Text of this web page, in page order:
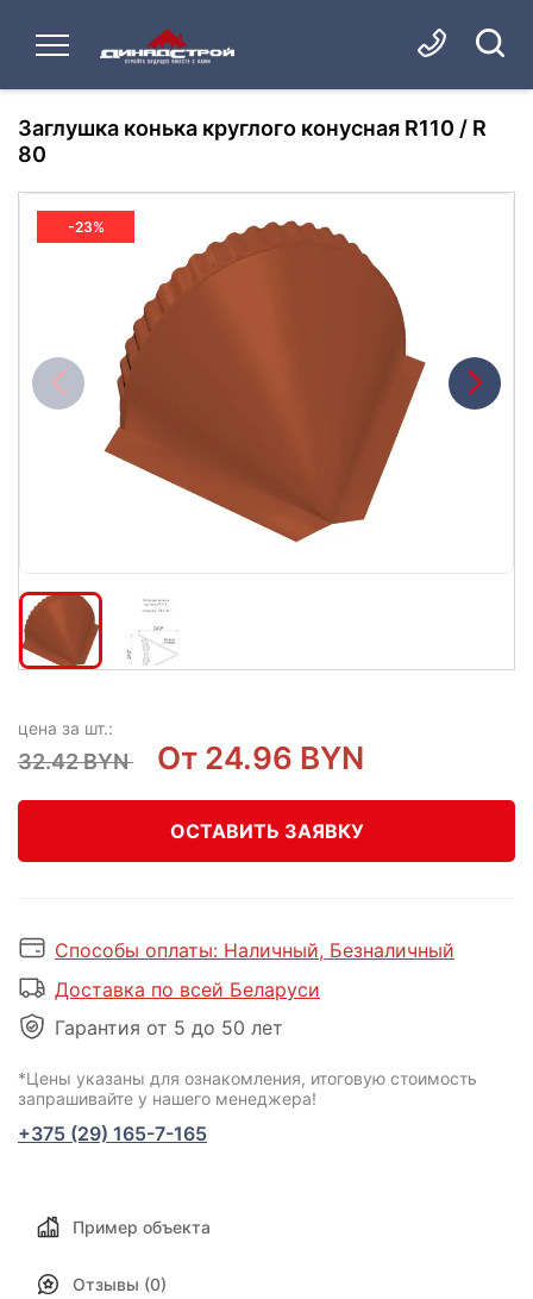
Заглушка конька круглого конусная R110 / R
80
-23%
цена за шт.:
32.42 BYN От 24.96 BYN
ОСТАВИТЬ ЗАЯВКУ
Способы оплаты: Наличный, Безналичный
Доставка по всей Беларуси
Гарантия от 5 до 50 лет
*Цены указаны для ознакомления, итоговую стоимость
запрашивайте у нашего менеджера!
+375 (29) 165-7-165
Пример объекта
Отзывы (0)